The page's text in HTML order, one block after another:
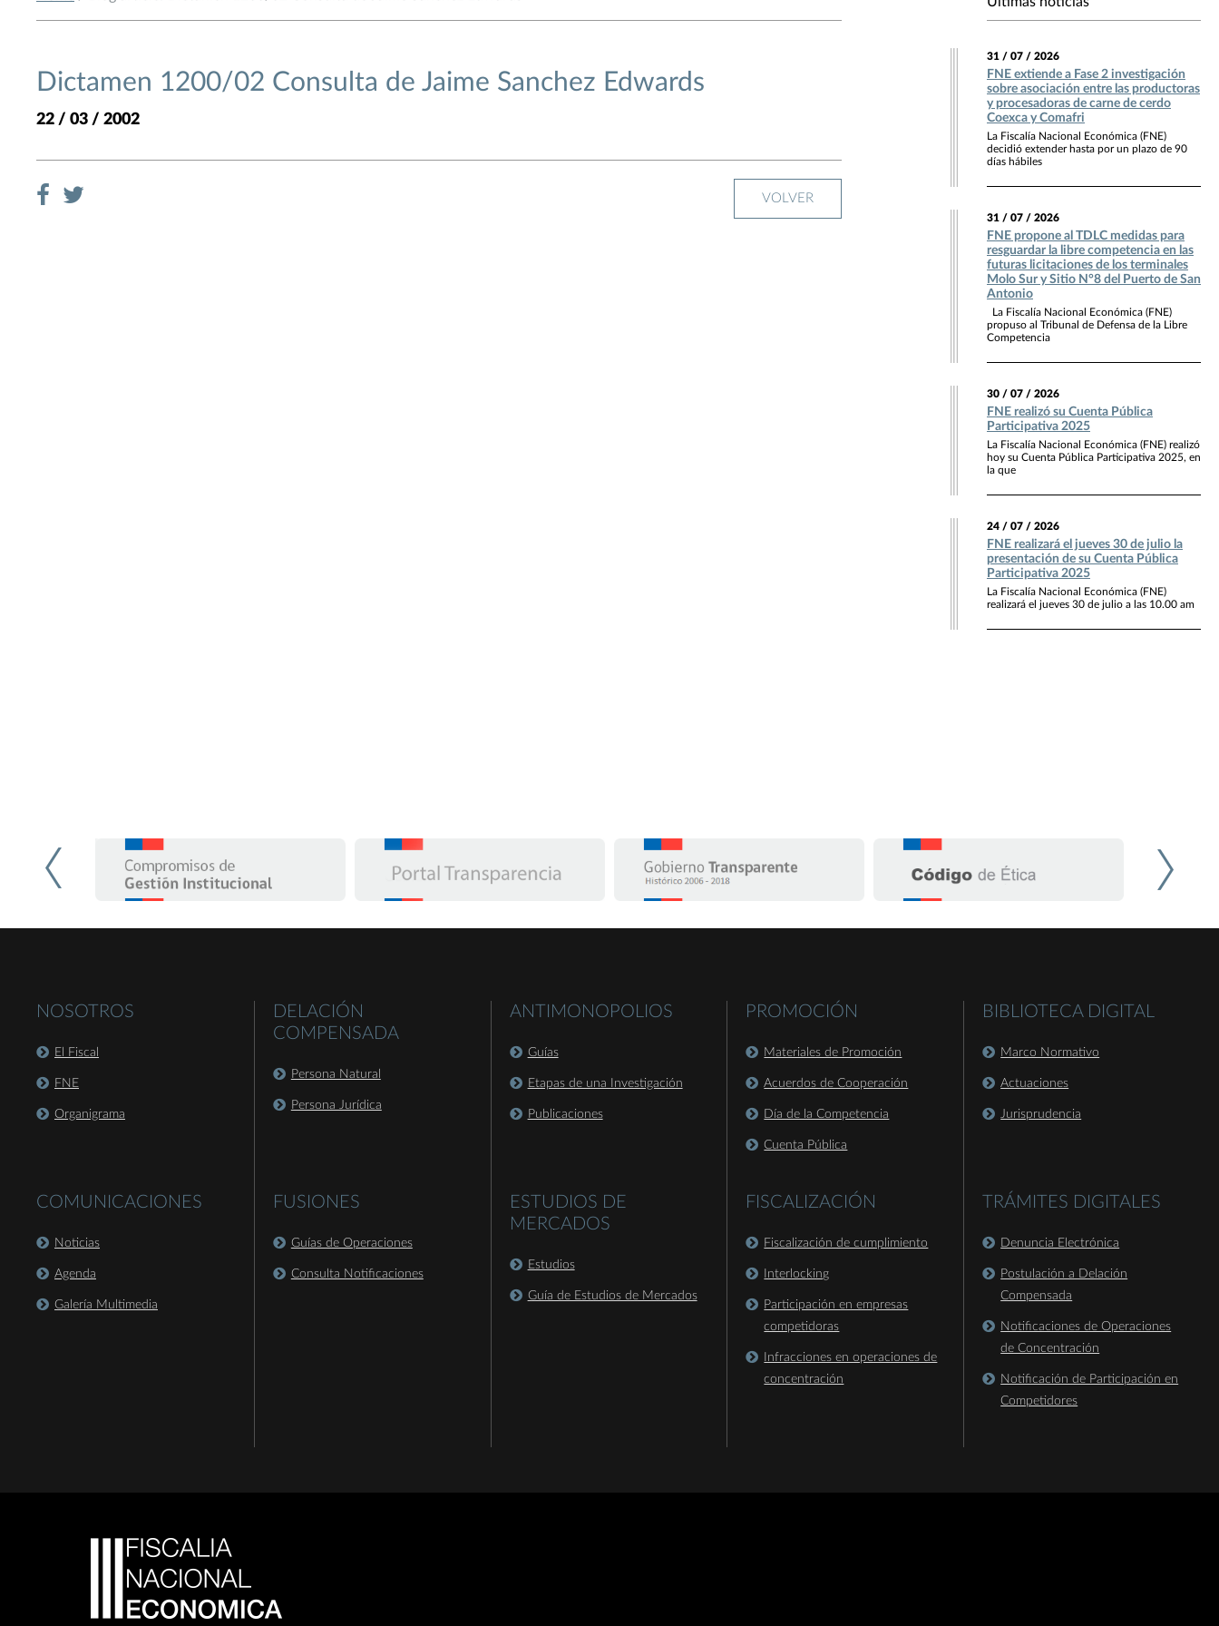
Dictamen 1200/02 Consulta de Jaime Sanchez Edwards
22 / 03 / 2002
VOLVER
31 / 07 / 2026
FNE extiende a Fase 2 investigación
sobre asociación entre las productoras
y procesadoras de carne de cerdo
Coexca y Comafri
La Fiscalía Nacional Económica (FNE)
decidió extender hasta por un plazo de 90
días hábiles
31 / 07 / 2026
FNE propone al TDLC medidas para
resguardar la libre competencia en las
futuras licitaciones de los terminales
Molo Sur y Sitio N°8 del Puerto de San
Antonio
La Fiscalía Nacional Económica (FNE)
propuso al Tribunal de Defensa de la Libre
Competencia
30 / 07 / 2026
FNE realizó su Cuenta Pública
Participativa 2025
La Fiscalía Nacional Económica (FNE) realizó
hoy su Cuenta Pública Participativa 2025, en
la que
24 / 07 / 2026
FNE realizará el jueves 30 de julio la
presentación de su Cuenta Pública
Participativa 2025
La Fiscalía Nacional Económica (FNE)
realizará el jueves 30 de julio a las 10.00 am
NOSOTROS
El Fiscal
FNE
Organigrama
COMUNICACIONES
Noticias
Agenda
Galería Multimedia
DELACIÓN
COMPENSADA
Persona Natural
Persona Jurídica
FUSIONES
Guías de Operaciones
Consulta Notificaciones
ANTIMONOPOLIOS
Guías
Etapas de una Investigación
Publicaciones
ESTUDIOS DE
MERCADOS
Estudios
Guía de Estudios de Mercados
PROMOCIÓN
Materiales de Promoción
Acuerdos de Cooperación
Día de la Competencia
Cuenta Pública
FISCALIZACIÓN
Fiscalización de cumplimiento
Interlocking
Participación en empresas
competidoras
Infracciones en operaciones de
concentración
BIBLIOTECA DIGITAL
Marco Normativo
Actuaciones
Jurisprudencia
TRÁMITES DIGITALES
Denuncia Electrónica
Postulación a Delación
Compensada
Notificaciones de Operaciones
de Concentración
Notificación de Participación en
Competidores